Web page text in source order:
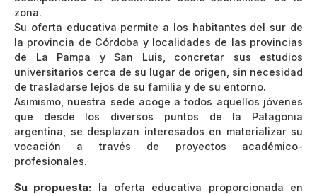
zona.
Su oferta educativa permite a los habitantes del sur de
la provincia de Córdoba y localidades de las provincias
de La Pampa y San Luis, concretar sus estudios
universitarios cerca de su lugar de origen, sin necesidad
de trasladarse lejos de su familia y de su entorno.
Asimismo, nuestra sede acoge a todos aquellos jóvenes
que desde los diversos puntos de la Patagonia
argentina, se desplazan interesados en materializar su
vocación a través de proyectos académico-
profesionales.
Su propuesta: la oferta educativa proporcionada en